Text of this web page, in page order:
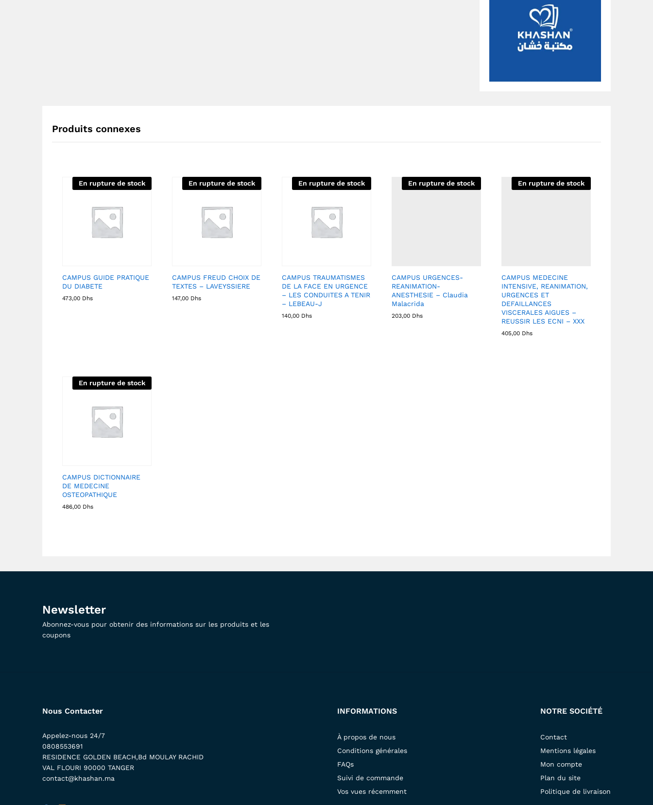
Produits connexes
En rupture de stock
CAMPUS GUIDE PRATIQUE
DU DIABETE
473,00 Dhs
En rupture de stock
CAMPUS FREUD CHOIX DE
TEXTES – LAVEYSSIERE
147,00 Dhs
En rupture de stock
CAMPUS TRAUMATISMES
DE LA FACE EN URGENCE
– LES CONDUITES A TENIR
– LEBEAU-J
140,00 Dhs
En rupture de stock
CAMPUS URGENCES-
REANIMATION-
ANESTHESIE – Claudia
Malacrida
203,00 Dhs
En rupture de stock
CAMPUS MEDECINE
INTENSIVE, REANIMATION,
URGENCES ET
DEFAILLANCES
VISCERALES AIGUES –
REUSSIR LES ECNI – XXX
405,00 Dhs
En rupture de stock
CAMPUS DICTIONNAIRE
DE MEDECINE
OSTEOPATHIQUE
486,00 Dhs
Newsletter
Abonnez-vous pour obtenir des informations sur les produits et les
coupons
Nous Contacter
Appelez-nous 24/7
0808553691
RESIDENCE GOLDEN BEACH,Bd MOULAY RACHID
VAL FLOURI 90000 TANGER
contact@khashan.ma
INFORMATIONS
À propos de nous
Conditions générales
FAQs
Suivi de commande
Vos vues récemment
NOTRE SOCIÉTÉ
Contact
Mentions légales
Mon compte
Plan du site
Politique de livraison